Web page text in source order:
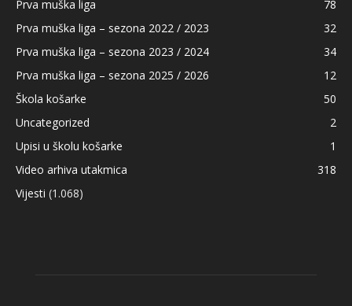
Prva muška liga
78
Prva muška liga – sezona 2022 / 2023
32
Prva muška liga – sezona 2023 / 2024
34
Prva muška liga – sezona 2025 / 2026
12
Škola košarke
50
Uncategorized
2
Upisi u školu košarke
1
Video arhiva utakmica
318
Vijesti (1.068)